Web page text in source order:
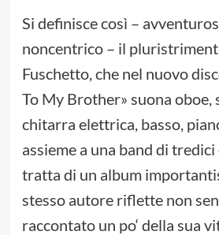
Si definisce così –
noncentrico – il
Fuschetto, che nel nuovo
To My Brother» suona oboe,
chitarra elettrica, basso,
assieme a una band di tredici
tratta di un album
stesso autore riflette non
raccontato un po‘ della sua